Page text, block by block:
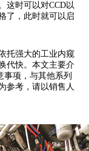
这时可以对CCD以
了，此时就可以启
托强大的工业内窥
代快。本文主要介
事项，与其他系列
参考，请以销售人